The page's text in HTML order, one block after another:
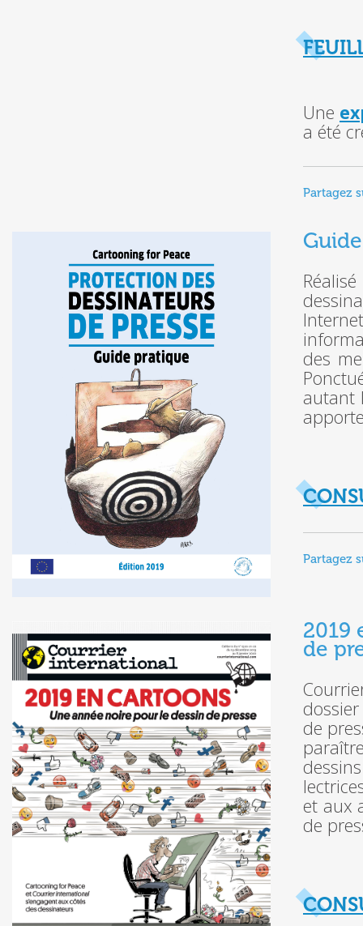
Une
a été
Partagez
des
autant
Partagez
2019
de
de
et aux
de